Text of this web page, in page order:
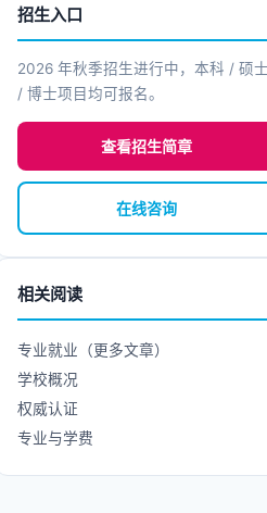
招生入口
2026 年秋季招生进行中，本科 / 硕士
/ 博士项目均可报名。
查看招生简章
在线咨询
相关阅读
专业就业（更多文章）
学校概况
权威认证
专业与学费